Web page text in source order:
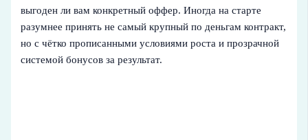
выгоден ли вам конкретный оффер. Иногда на старте
разумнее принять не самый крупный по деньгам контракт,
но с чётко прописанными условиями роста и прозрачной
системой бонусов за результат.